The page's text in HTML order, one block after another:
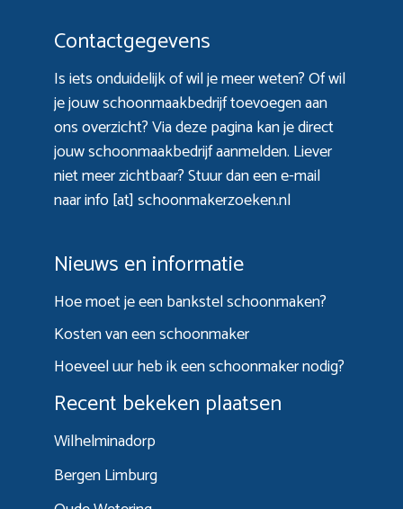
Contactgegevens
Is iets onduidelijk of wil je meer weten? Of wil
je jouw schoonmaakbedrijf toevoegen aan
ons overzicht? Viadeze paginakan je direct
jouw schoonmaakbedrijf aanmelden. Liever
niet meer zichtbaar? Stuur dan een e-mail
naar info [at] schoonmakerzoeken.nl
Nieuws en informatie
Hoe moet je een bankstel schoonmaken?
Kosten van een schoonmaker
Hoeveel uur heb ik een schoonmaker nodig?
Recent bekeken plaatsen
Wilhelminadorp
Bergen Limburg